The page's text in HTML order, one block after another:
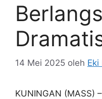
14 Mei 2025 oleh
KUNINGAN (MASS)